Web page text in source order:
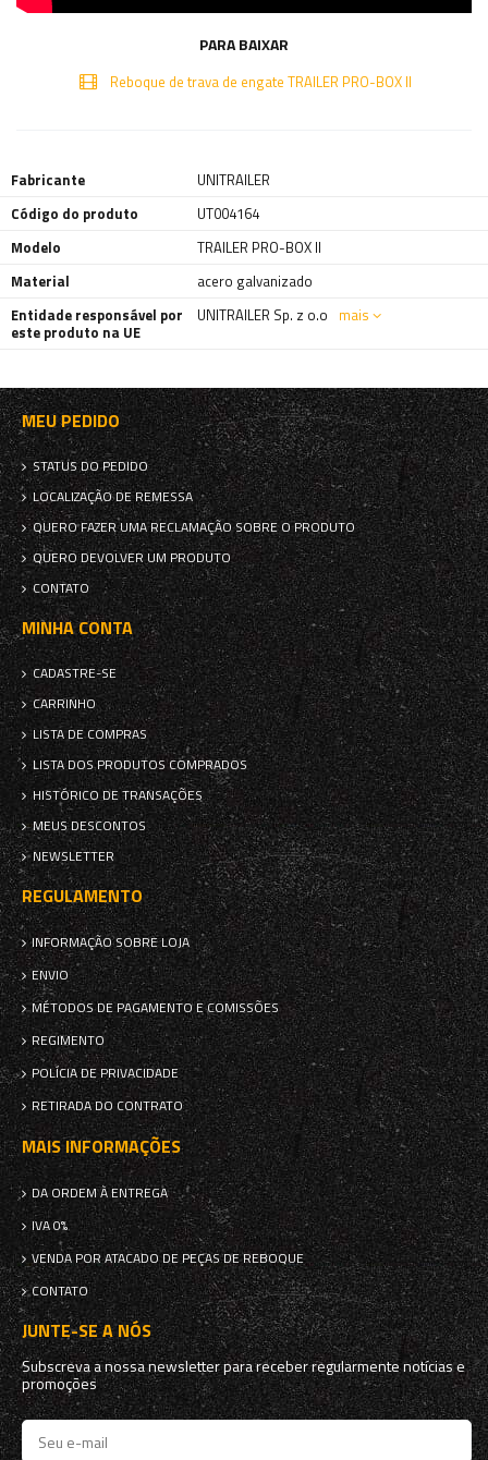
PARA BAIXAR
Reboque de trava de engate TRAILER PRO-BOX II
Fabricante
UNITRAILER
Código do produto
UT004164
Modelo
TRAILER PRO-BOX II
Material
acero galvanizado
Entidade responsável por
este produto na UE
UNITRAILER Sp. z o.o mais
MEU PEDIDO
STATUS DO PEDIDO
LOCALIZAÇÃO DE REMESSA
QUERO FAZER UMA RECLAMAÇÃO SOBRE O PRODUTO
QUERO DEVOLVER UM PRODUTO
CONTATO
MINHA CONTA
CADASTRE-SE
CARRINHO
LISTA DE COMPRAS
LISTA DOS PRODUTOS COMPRADOS
HISTÓRICO DE TRANSAÇÕES
MEUS DESCONTOS
NEWSLETTER
REGULAMENTO
INFORMAÇÃO SOBRE LOJA
ENVIO
MÉTODOS DE PAGAMENTO E COMISSÕES
REGIMENTO
POLÍCIA DE PRIVACIDADE
RETIRADA DO CONTRATO
MAIS INFORMAÇÕES
DA ORDEM À ENTREGA
IVA 0%
VENDA POR ATACADO DE PEÇAS DE REBOQUE
CONTATO
JUNTE-SE A NÓS
Subscreva a nossa newsletter para receber regularmente notícias e
promoções